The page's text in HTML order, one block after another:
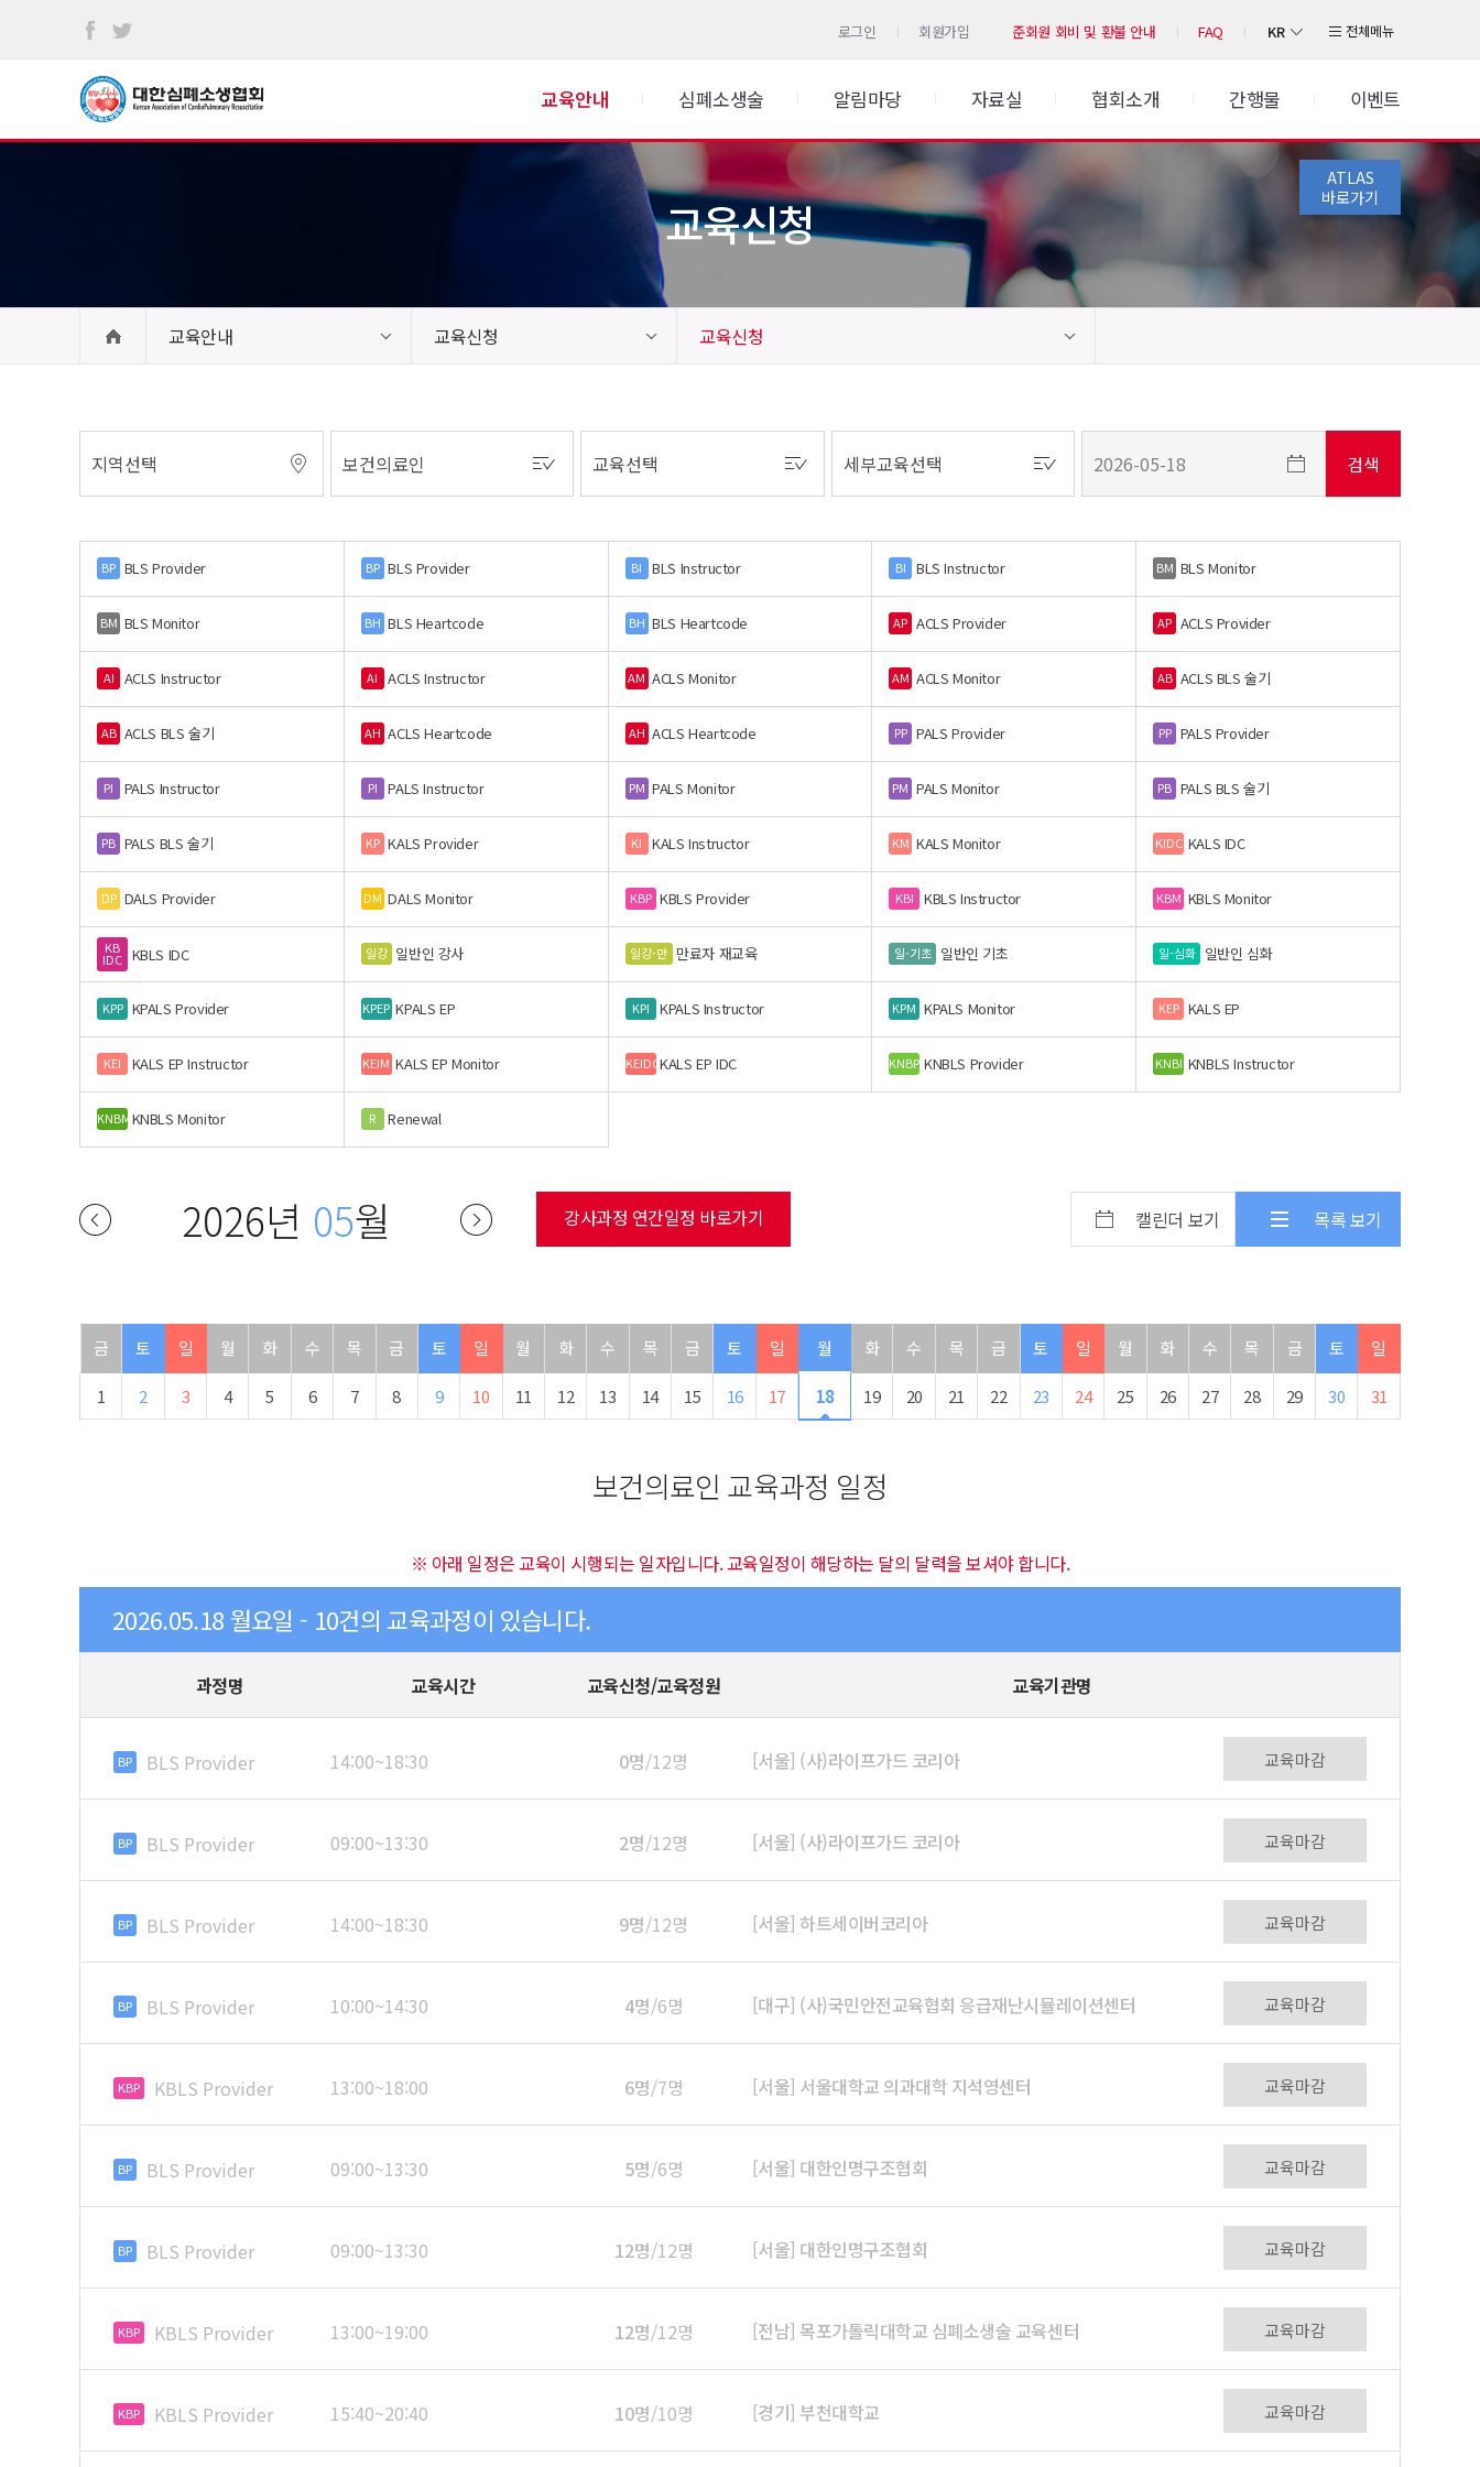
로그인 회원가입 준회원 회비 및 환불 안내 FAQ KR 전체메뉴
교육안내 심폐소생술 알림마당 자료실 협회소개 간행물 이벤트
ATLAS
바로가기
교육신청
교육안내 교육신청 교육신청
BP BLS Provider BP BLS Provider BI BLS Instructor BI BLS Instructor BM BLS Monitor
BM BLS Monitor BH BLS Heartcode BH BLS Heartcode AP ACLS Provider AP ACLS Provider
AI ACLS Instructor AI ACLS Instructor AM ACLS Monitor AM ACLS Monitor AB ACLS BLS 술기
AB ACLS BLS 술기 AH ACLS Heartcode AH ACLS Heartcode PP PALS Provider PP PALS Provider
PI PALS Instructor PI PALS Instructor PM PALS Monitor PM PALS Monitor PB PALS BLS 술기
PB PALS BLS 술기 KP KALS Provider KI KALS Instructor KM KALS Monitor KIDC KALS IDC
DP DALS Provider DM DALS Monitor KBP KBLS Provider KBI KBLS Instructor KBM KBLS Monitor
KB
IDC KBLS IDC 일강 일반인 강사 일강-만 만료자 재교육 일-기초 일반인 기초 일-심화 일반인 심화
KPP KPALS Provider KPEP KPALS EP KPI KPALS Instructor KPM KPALS Monitor KEP KALS EP
KEI KALS EP Instructor KEIM KALS EP Monitor KEIDCKALS EP IDC KNBP KNBLS Provider KNBI KNBLS Instructor
KNBM KNBLS Monitor R Renewal
2026년 05월 강사과정 연간일정 바로가기 캘린더 보기 목록 보기
금 토 일 월 화 수 목 금 토 일 월 화 수 목 금 토 일 월 화 수 목 금 토 일 월 화 수 목 금 토 일
1 2 3 4 5 6 7 8 9 10 11 12 13 14 15 16 17 18 19 20 21 22 23 24 25 26 27 28 29 30 31
보건의료인 교육과정 일정
※ 아래 일정은 교육이 시행되는 일자입니다. 교육일정이 해당하는 달의 달력을 보셔야 합니다.
2026.05.18 월요일 - 10건의 교육과정이 있습니다.
과정명 교육시간 교육신청/교육정원 교육기관명
BP BLS Provider 14:00~18:30 0명/12명 [서울] (사)라이프가드 코리아 교육마감
BP BLS Provider 09:00~13:30 2명/12명 [서울] (사)라이프가드 코리아 교육마감
BP BLS Provider 14:00~18:30 9명/12명 [서울] 하트세이버코리아 교육마감
BP BLS Provider 10:00~14:30 4명/6명 [대구] (사)국민안전교육협회 응급재난시뮬레이션센터 교육마감
KBP KBLS Provider 13:00~18:00 6명/7명 [서울] 서울대학교 의과대학 지석영센터 교육마감
BP BLS Provider 09:00~13:30 5명/6명 [서울] 대한인명구조협회 교육마감
BP BLS Provider 09:00~13:30 12명/12명 [서울] 대한인명구조협회 교육마감
KBP KBLS Provider 13:00~19:00 12명/12명 [전남] 목포가톨릭대학교 심폐소생술 교육센터 교육마감
KBP KBLS Provider 15:40~20:40 10명/10명 [경기] 부천대학교 교육마감